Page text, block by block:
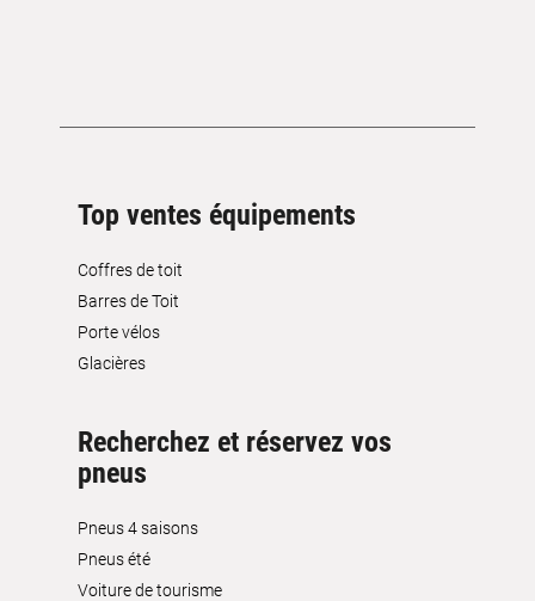
Top ventes équipements
Coffres de toit
Barres de Toit
Porte vélos
Glacières
Recherchez et réservez vos
pneus
Pneus 4 saisons
Pneus été
Voiture de tourisme